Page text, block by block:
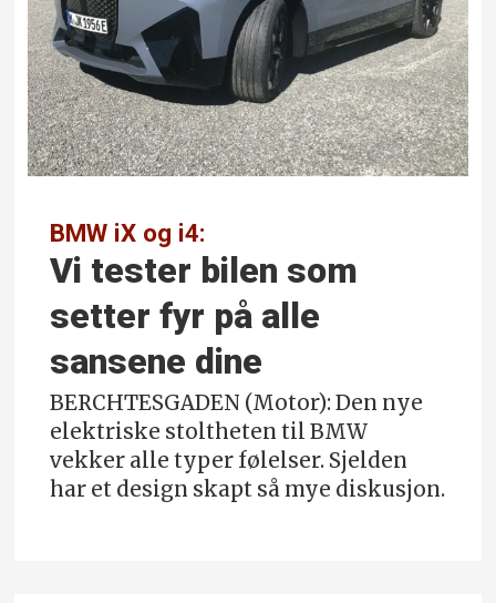
BMW iX og i4:
Vi tester bilen som
setter fyr på alle
sansene dine
BERCHTESGADEN (Motor): Den nye
elektriske stoltheten til BMW
vekker alle typer følelser. Sjelden
har et design skapt så mye diskusjon.